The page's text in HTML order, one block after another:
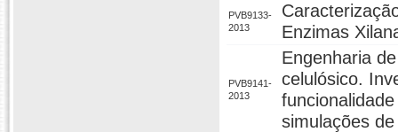
PVB9133-
2013
Enzimas
PVB9141-
2013
Engenharia
celulósico.
simulações